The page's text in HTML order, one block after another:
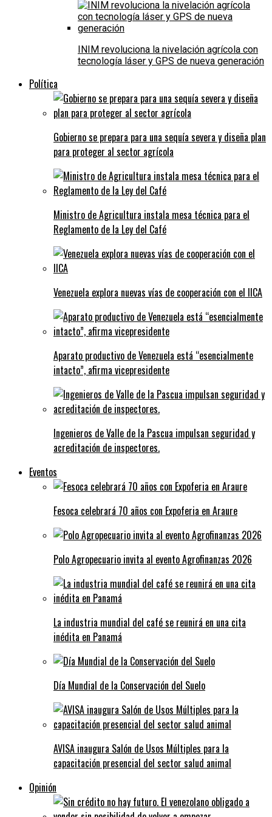
INIM revoluciona la nivelación agrícola con
tecnología láser y GPS de nueva generación
Política
Gobierno se prepara para una sequía severa y diseña plan
para proteger al sector agrícola
Ministro de Agricultura instala mesa técnica para el
Reglamento de la Ley del Café
Venezuela explora nuevas vías de cooperación con el IICA
Aparato productivo de Venezuela está “esencialmente
intacto”, afirma vicepresidente
Ingenieros de Valle de la Pascua impulsan seguridad y
acreditación de inspectores.
Eventos
Fesoca celebrará 70 años con Expoferia en Araure
Polo Agropecuario invita al evento Agrofinanzas 2026
La industria mundial del café se reunirá en una cita
inédita en Panamá
Día Mundial de la Conservación del Suelo
AVISA inaugura Salón de Usos Múltiples para la
capacitación presencial del sector salud animal
Opinión